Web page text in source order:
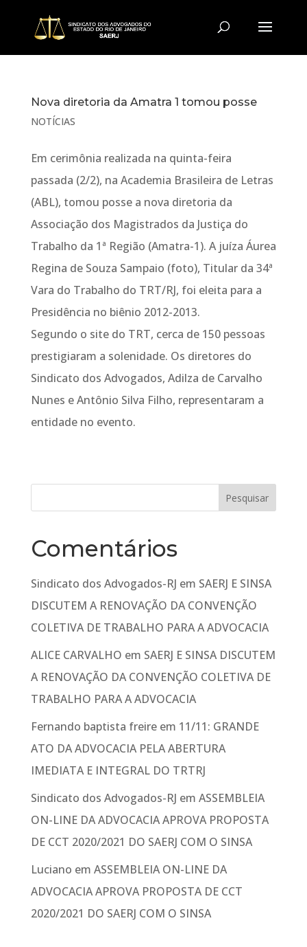
Nova diretoria da Amatra 1 tomou posse
NOTÍCIAS
Em cerimônia realizada na quinta-feira
passada (2/2), na Academia Brasileira de Letras
(ABL), tomou posse a nova diretoria da
Associação dos Magistrados da Justiça do
Trabalho da 1ª Região (Amatra-1). A juíza Áurea
Regina de Souza Sampaio (foto), Titular da 34ª
Vara do Trabalho do TRT/RJ, foi eleita para a
Presidência no biênio 2012-2013.
Segundo o site do TRT, cerca de 150 pessoas
prestigiaram a solenidade. Os diretores do
Sindicato dos Advogados, Adilza de Carvalho
Nunes e Antônio Silva Filho, representaram a
entidade no evento.
Comentários
Sindicato dos Advogados-RJ em SAERJ E SINSA
DISCUTEM A RENOVAÇÃO DA CONVENÇÃO
COLETIVA DE TRABALHO PARA A ADVOCACIA
ALICE CARVALHO em SAERJ E SINSA DISCUTEM
A RENOVAÇÃO DA CONVENÇÃO COLETIVA DE
TRABALHO PARA A ADVOCACIA
Fernando baptista freireem 11/11: GRANDE
ATO DA ADVOCACIA PELA ABERTURA
IMEDIATA E INTEGRAL DO TRTRJ
Sindicato dos Advogados-RJ em ASSEMBLEIA
ON-LINE DA ADVOCACIA APROVA PROPOSTA
DE CCT 2020/2021 DO SAERJ COM O SINSA
Luciano em ASSEMBLEIA ON-LINE DA
ADVOCACIA APROVA PROPOSTA DE CCT
2020/2021 DO SAERJ COM O SINSA